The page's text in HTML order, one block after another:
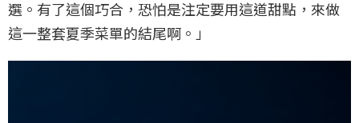
選。有了這個巧合，恐怕是注定要用這道甜點，來做
這一整套夏季菜單的結尾啊。」